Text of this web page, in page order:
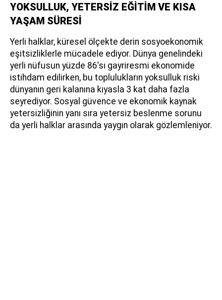
YOKSULLUK, YETERSİZ EĞİTİM VE KISA
YAŞAM SÜRESİ
Yerli halklar, küresel ölçekte derin sosyoekonomik
eşitsizliklerle mücadele ediyor. Dünya genelindeki
yerli nüfusun yüzde 86'sı gayriresmi ekonomide
istihdam edilirken, bu toplulukların yoksulluk riski
dünyanın geri kalanına kıyasla 3 kat daha fazla
seyrediyor. Sosyal güvence ve ekonomik kaynak
yetersizliğinin yanı sıra yetersiz beslenme sorunu
da yerli halklar arasında yaygın olarak gözlemleniyor.